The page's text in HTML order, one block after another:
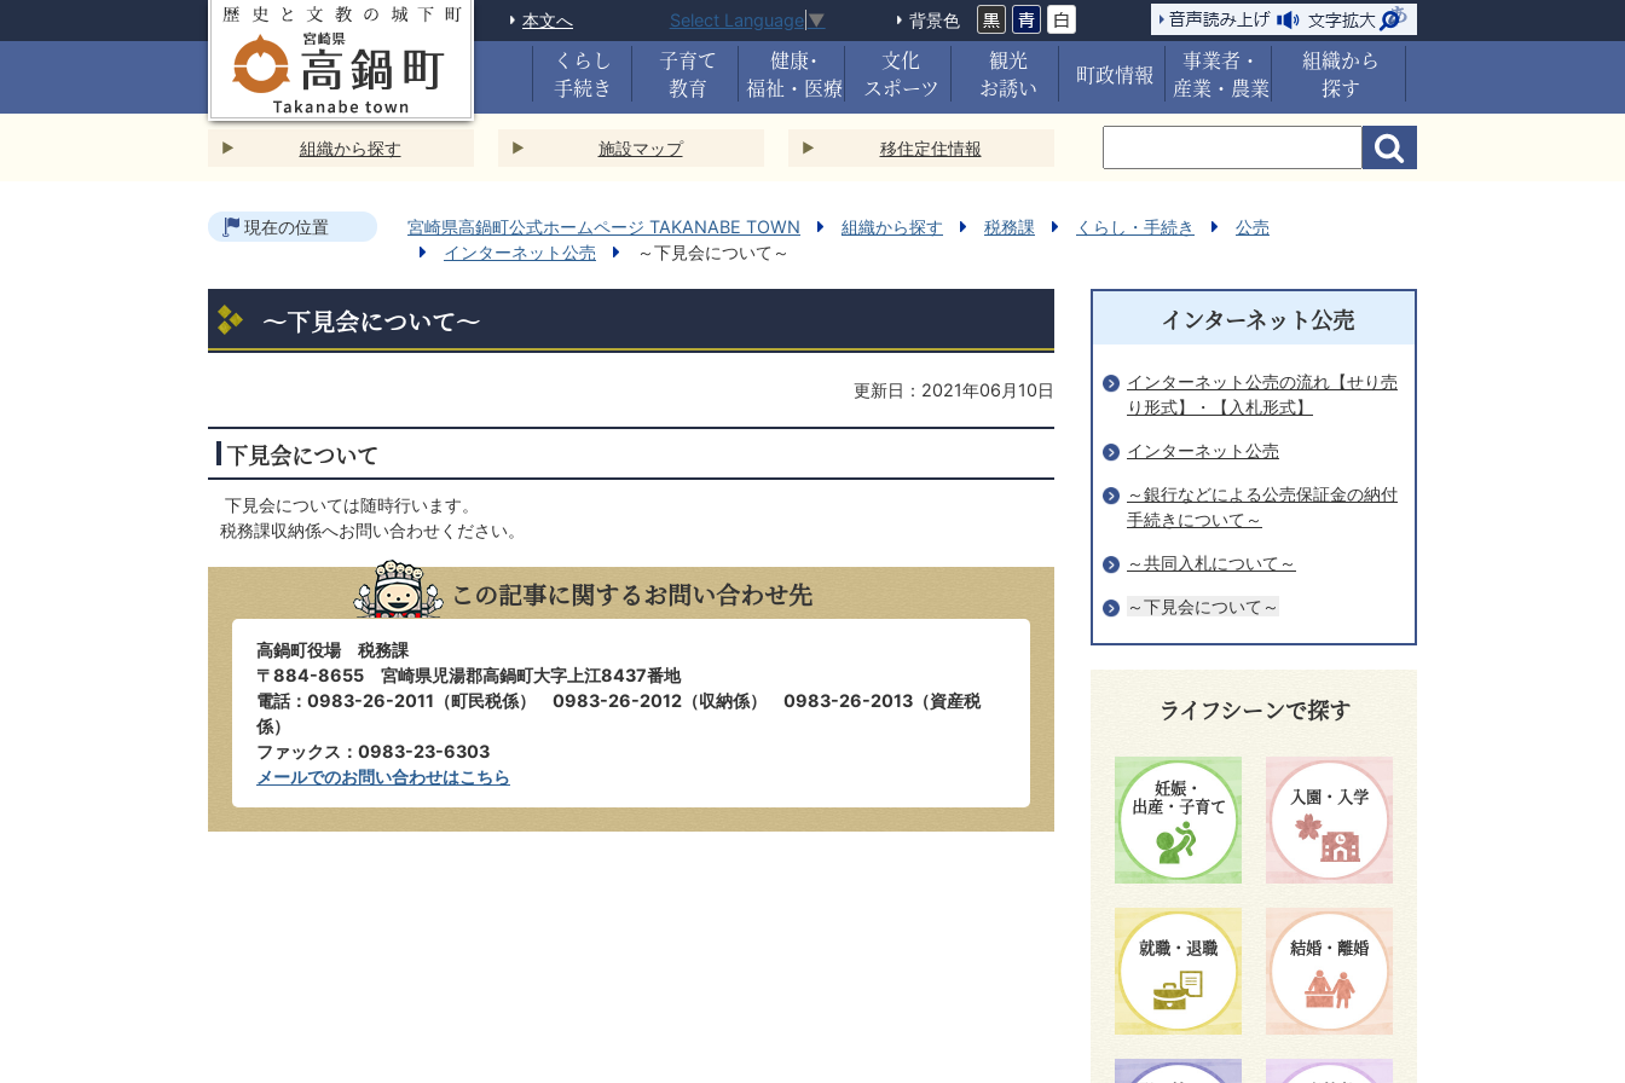
本文へ Select Language ▼ 背景色
くらし
手続き
子育て
教育
健康･
福祉・医療
文化
スポーツ
観光
お誘い
町政情報
事業者・
産業・農業
組織から
探す
組織から探す 施設マップ 移住定住情報
現在の位置 宮崎県高鍋町公式ホームページ TAKANABE TOWN 組織から探す 税務課 くらし・手続き
公売
インターネット公売
～下見会について～
～下見会について～
更新日：2021年06月10日
下見会について
下見会については随時行います。
税務課収納係へお問い合わせください。
この記事に関するお問い合わせ先
高鍋町役場 税務課
〒884-8655 宮崎県児湯郡高鍋町大字上江8437番地
電話：0983-26-2011（町民税係） 0983-26-2012（収納係） 0983-26-2013（資産税
係）
ファックス：0983-23-6303
メールでのお問い合わせはこちら
インターネット公売
インターネット公売の流れ【せり売
り形式】・【入札形式】
インターネット公売
～銀行などによる公売保証金の納付
手続きについて～
～共同入札について～
～下見会について～
ライフシーンで探す
妊娠・
出産・子育て 入園・入学
就職・退職 結婚・離婚